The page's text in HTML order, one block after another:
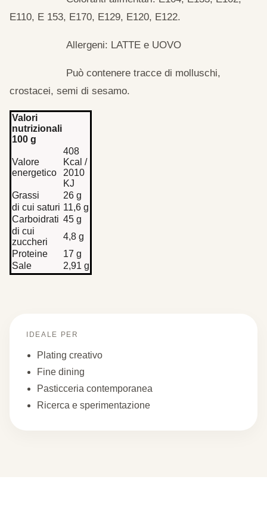
E110, E 153, E170, E129, E120, E122.
Allergeni: LATTE e UOVO
Può contenere tracce di molluschi,
crostacei, semi di sesamo.
Valori
nutrizionali
100 g
Valore
energetico
408
Kcal /
2010
KJ
Grassi
26 g
di cui saturi 11,6 g
Carboidrati 45 g
di cui
zuccheri
4,8 g
Proteine
17 g
Sale
2,91 g
IDEALE PER
Plating creativo
Fine dining
Pasticceria contemporanea
Ricerca e sperimentazione